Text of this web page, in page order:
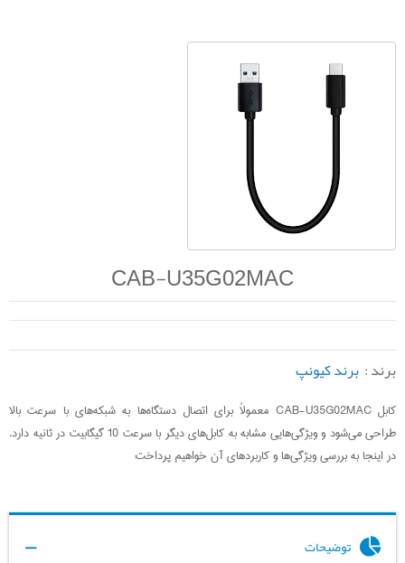
CAB-U35G02MAC
برند : برند کیونپ
کابل CAB-U35G02MAC معمولاً برای اتصال دستگاه‌ها به شبکه‌های با سرعت بالا
طراحی می‌شود و ویژگی‌هایی مشابه به کابل‌های دیگر با سرعت 10 گیگابیت در ثانیه دارد.
در اینجا به بررسی ویژگی‌ها و کاربردهای آن خواهیم پرداخت:
توضیحات